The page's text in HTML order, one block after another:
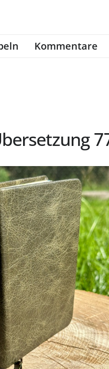
Kommentare